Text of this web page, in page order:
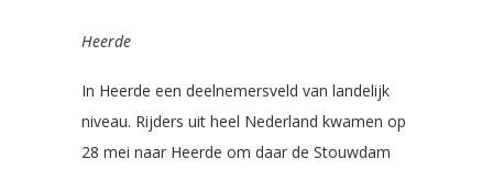
Heerde
In Heerde een deelnemersveld van landelijk
niveau. Rijders uit heel Nederland kwamen op
28 mei naar Heerde om daar de Stouwdam